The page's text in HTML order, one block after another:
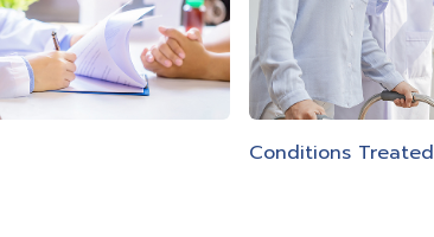
Conditions Treated